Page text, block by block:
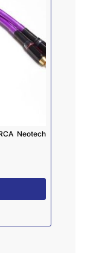
Neotech